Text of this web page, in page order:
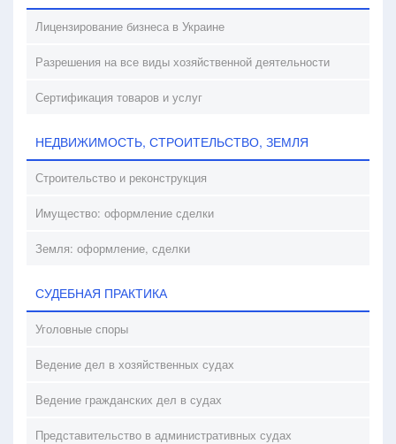
Лицензирование бизнеса в Украине
Разрешения на все виды хозяйственной деятельности
Сертификация товаров и услуг
НЕДВИЖИМОСТЬ, СТРОИТЕЛЬСТВО, ЗЕМЛЯ
Строительство и реконструкция
Имущество: оформление сделки
Земля: оформление, сделки
СУДЕБНАЯ ПРАКТИКА
Уголовные споры
Ведение дел в хозяйственных судах
Ведение гражданских дел в судах
Представительство в административных судах